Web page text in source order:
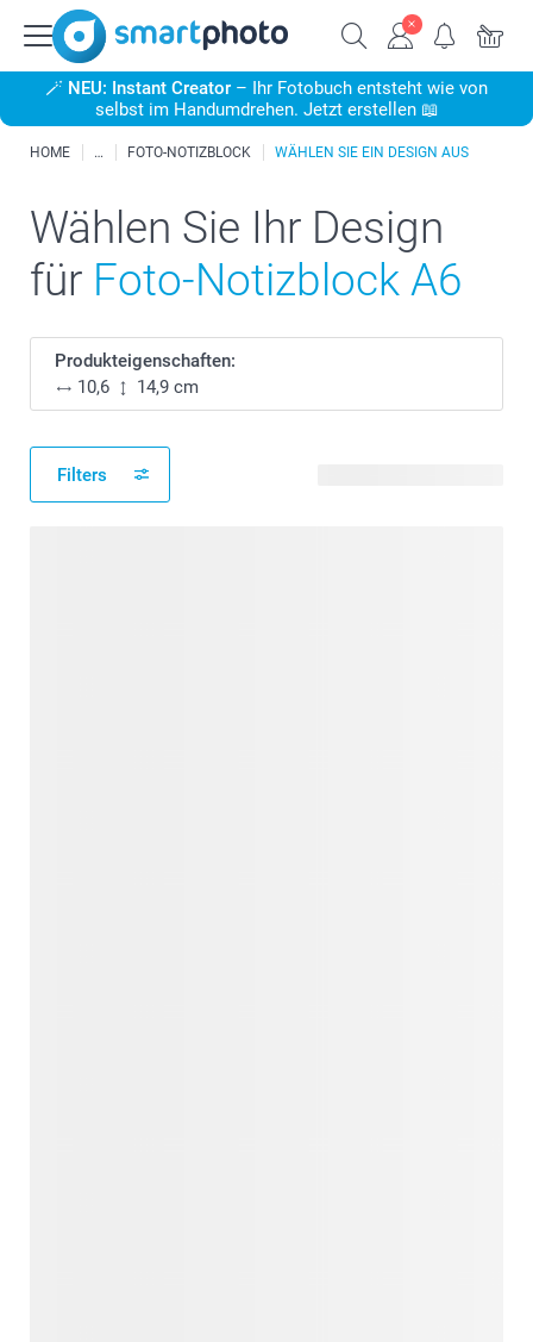
🪄 NEU: Instant Creator – Ihr Fotobuch entsteht wie von
selbst im Handumdrehen. Jetzt erstellen 📖
HOME FOTO-NOTIZBLOCK WÄHLEN SIE EIN DESIGN AUS
Wählen Sie Ihr Design
für Foto-Notizblock A6
Produkteigenschaften:
10,6
14,9 cm
Filters